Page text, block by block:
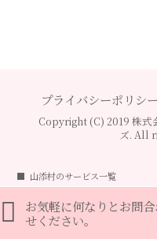
プライバシーポリシー
Copyright (C) 2019 株式
ズ. All
山添村のサービス一覧
その他の地域の婚活
伊賀市の婚活

お気軽に何なりとお問合
せください。